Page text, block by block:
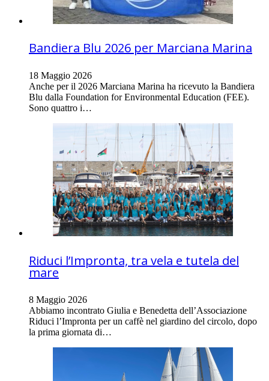
Bandiera Blu 2026 per Marciana Marina
18 Maggio 2026
Anche per il 2026 Marciana Marina ha ricevuto la Bandiera
Blu dalla Foundation for Environmental Education (FEE).
Sono quattro i…
Riduci l’Impronta, tra vela e tutela del
mare
8 Maggio 2026
Abbiamo incontrato Giulia e Benedetta dell’Associazione
Riduci l’Impronta per un caffè nel giardino del circolo, dopo
la prima giornata di…